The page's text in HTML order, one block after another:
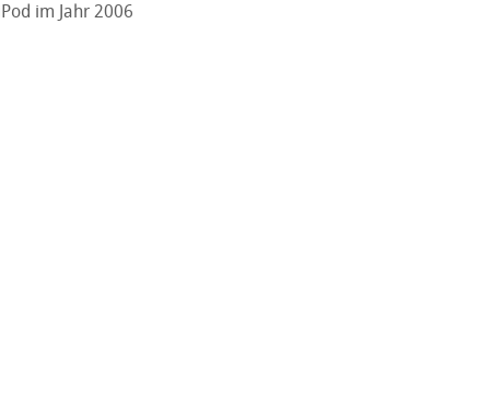
im Jahr 2006